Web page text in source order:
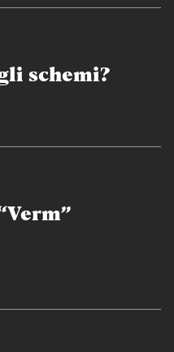
schemi?